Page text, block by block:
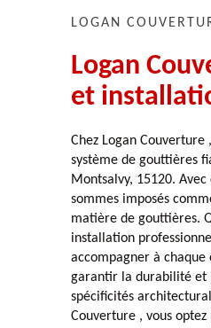
LOGAN
Logan
et
Chez Logan
système de gouttières
Montsalvy, 15120.
sommes imposés
matière de gouttières.
installation
accompagner à
garantir la durabilité et
spécificités
Couverture , vous